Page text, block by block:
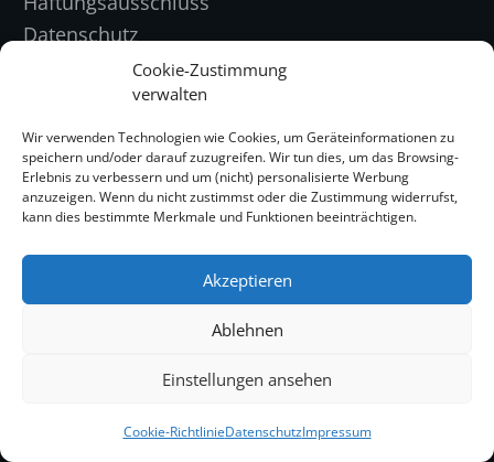
Cookie-Zustimmung
verwalten
Wir verwenden Technologien wie Cookies, um Geräteinformationen zu
speichern und/oder darauf zuzugreifen. Wir tun dies, um das Browsing-
Erlebnis zu verbessern und um (nicht) personalisierte Werbung
anzuzeigen. Wenn du nicht zustimmst oder die Zustimmung widerrufst,
kann dies bestimmte Merkmale und Funktionen beeinträchtigen.
Akzeptieren
Ablehnen
Einstellungen ansehen
Cookie-RichtlinieDatenschutzImpressum
Datenschutz
Vertrag widerrufen
CATEGORIES
Medizin
Praxistipps